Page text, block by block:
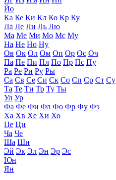
Йо
Ка Ке Ки Кл Ко Кр Ку
Ла Ле Ли Ль Лю
Ма Ме Ми Мо Мс Му
На Не Но Ну
Ов Ок Ол Ом Оп Ор Ос Оч
Па Пе Пи Пл По Пр Пс Пу
Ра Ре Ри Ру Ры
Са Св Се Си Ск Со Сп Ср Ст Су
Та Те Ти Тр Ту Ты
Ул Ур
Фа Фе Фи Фл Фо Фр Фу Фэ
Ха Хв Хе Хи Хо
Це Ци
Ча Че
Ша Ши
Эй Эк Эл Эн Эр Эс
Юн
Ян